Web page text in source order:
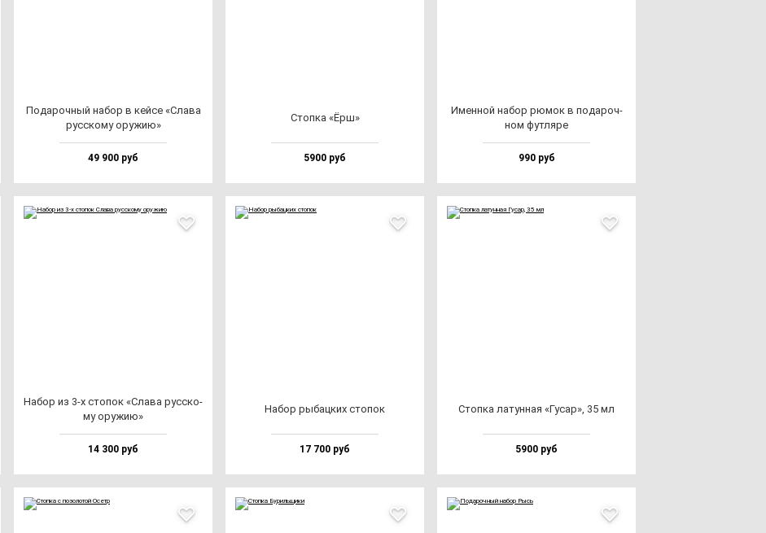
Пода­роч­ный на­бор в кей­се «Сла­ва
рус­ско­му ору­жию»
49 900 руб
Стоп­ка «Ёрш»
5900 руб
Имен­ной на­бор рю­мок в по­да­роч­
ном фут­ля­ре
990 руб
Набор из 3-х сто­пок «Сла­ва рус­ско­
му ору­жию»
14 300 руб
Набор ры­бац­ких сто­пок
17 700 руб
Стоп­ка ла­тун­ная «Гусар», 35 мл
5900 руб